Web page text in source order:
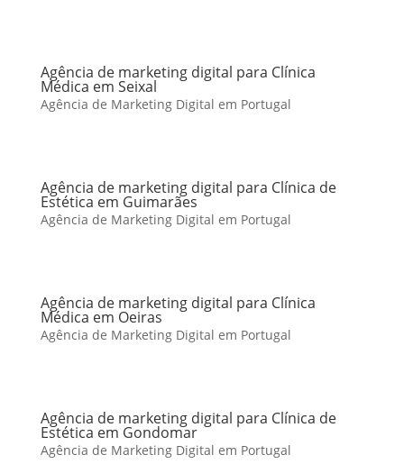
Agência de marketing digital para Clínica
Médica em Seixal
Agência de Marketing Digital em Portugal
Agência de marketing digital para Clínica de
Estética em Guimarães
Agência de Marketing Digital em Portugal
Agência de marketing digital para Clínica
Médica em Oeiras
Agência de Marketing Digital em Portugal
Agência de marketing digital para Clínica de
Estética em Gondomar
Agência de Marketing Digital em Portugal